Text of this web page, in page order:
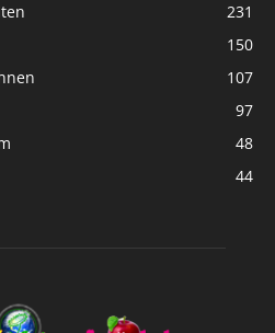
231
150
107
97
48
44